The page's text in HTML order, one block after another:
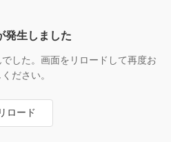
発生しました
した。画面をリロードして再度お
ださい。
リロード